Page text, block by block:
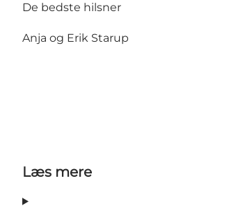
De bedste hilsner
Anja og Erik Starup
Læs mere